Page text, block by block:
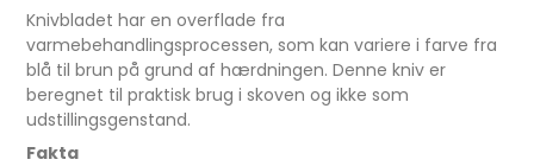
187,00 DKK
Knivbladet har en overflade fra
varmebehandlingsprocessen, som kan variere i farve fra
blå til brun på grund af hærdningen. Denne kniv er
beregnet til praktisk brug i skoven og ikke som
udstillingsgenstand.
Fakta